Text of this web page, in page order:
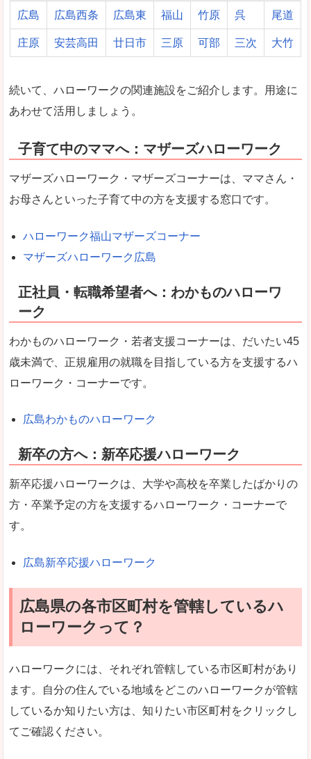
広島 広島西条 広島東 福山 竹原 呉 尾道
庄原 安芸高田 廿日市 三原 可部 三次 大竹
続いて、ハローワークの関連施設をご紹介します。用途に
あわせて活用しましょう。
子育て中のママへ：マザーズハローワーク
マザーズハローワーク・マザーズコーナーは、ママさん・
お母さんといった子育て中の方を支援する窓口です。
ハローワーク福山マザーズコーナー
マザーズハローワーク広島
正社員・転職希望者へ：わかものハローワ
ーク
わかものハローワーク・若者支援コーナーは、だいたい45
歳未満で、正規雇用の就職を目指している方を支援するハ
ローワーク・コーナーです。
広島わかものハローワーク
新卒の方へ：新卒応援ハローワーク
新卒応援ハローワークは、大学や高校を卒業したばかりの
方・卒業予定の方を支援するハローワーク・コーナーで
す。
広島新卒応援ハローワーク
広島県の各市区町村を管轄しているハ
ローワークって？
ハローワークには、それぞれ管轄している市区町村があり
ます。自分の住んでいる地域をどこのハローワークが管轄
しているか知りたい方は、知りたい市区町村をクリックし
てご確認ください。